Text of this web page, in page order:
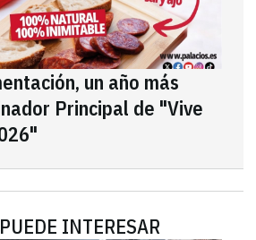
un año más
Principal de "Vive
INTERESAR